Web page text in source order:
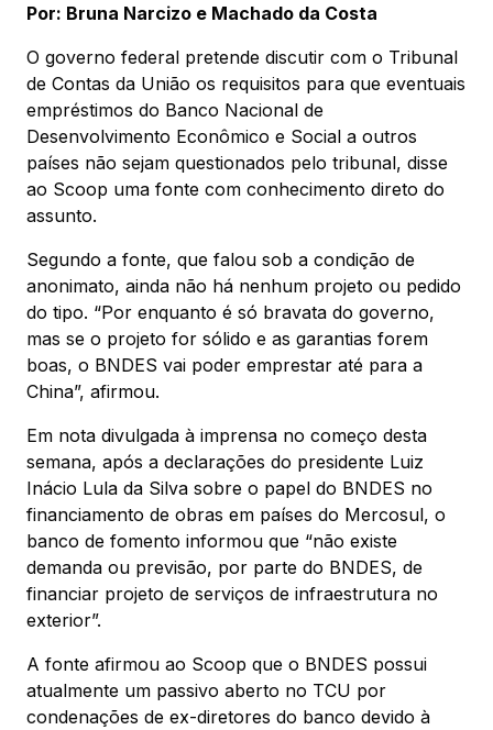
Por: Bruna Narcizo e Machado da Costa
O governo federal pretende discutir com o Tribunal
de Contas da União os requisitos para que eventuais
empréstimos do Banco Nacional de
Desenvolvimento Econômico e Social a outros
países não sejam questionados pelo tribunal, disse
ao Scoop uma fonte com conhecimento direto do
assunto.
Segundo a fonte, que falou sob a condição de
anonimato, ainda não há nenhum projeto ou pedido
do tipo. “Por enquanto é só bravata do governo,
mas se o projeto for sólido e as garantias forem
boas, o BNDES vai poder emprestar até para a
China”, afirmou.
Em nota divulgada à imprensa no começo desta
semana, após a declarações do presidente Luiz
Inácio Lula da Silva sobre o papel do BNDES no
financiamento de obras em países do Mercosul, o
banco de fomento informou que “não existe
demanda ou previsão, por parte do BNDES, de
financiar projeto de serviços de infraestrutura no
exterior”.
A fonte afirmou ao Scoop que o BNDES possui
atualmente um passivo aberto no TCU por
condenações de ex-diretores do banco devido à